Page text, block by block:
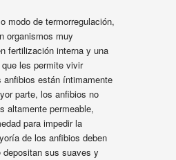
modo de termorregulación,
organismos muy
fertilización interna y una
les permite vivir
anfibios están íntimamente
parte, los anfibios no
altamente permeable,
para impedir la
de los anfibios deben
depositan sus suaves y